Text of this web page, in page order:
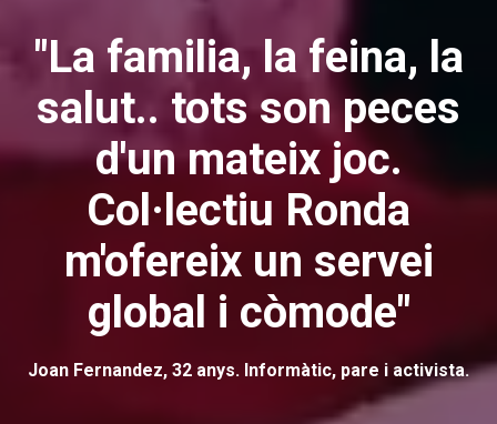
"La familia, la feina, la
salut.. tots son peces
d'un mateix joc.
Col·lectiu Ronda
m'ofereix un servei
global i còmode"
Joan Fernandez, 32 anys. Informàtic, pare i activista.